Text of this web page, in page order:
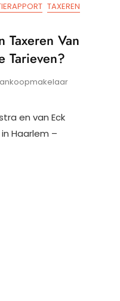
TAXEREN
Taxeren Van
Tarieven?
en van Eck
Haarlem –